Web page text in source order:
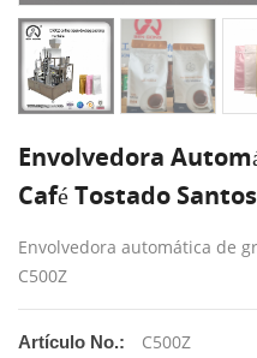
Envolvedora
Café Tostado
Envolvedora automática de
C500Z
Artículo No.: C500Z